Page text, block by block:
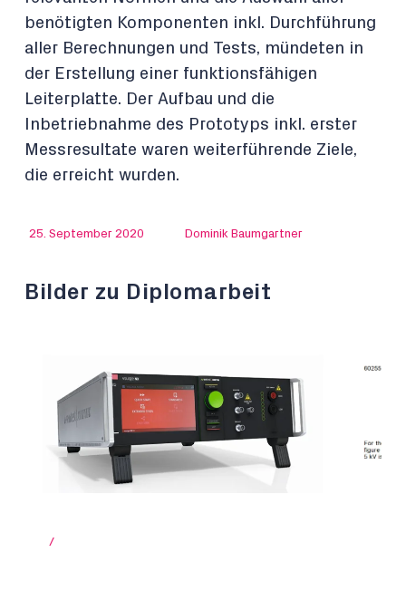
benötigten Komponenten inkl. Durchführung
aller Berechnungen und Tests, mündeten in
der Erstellung einer funktionsfähigen
Leiterplatte. Der Aufbau und die
Inbetriebnahme des Prototyps inkl. erster
Messresultate waren weiterführende Ziele,
die erreicht wurden.
25. September 2020 Dominik Baumgartner
Bilder zu Diplomarbeit
/